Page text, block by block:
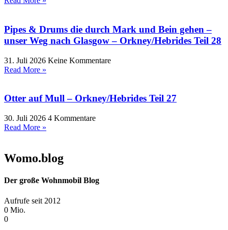
Pipes & Drums die durch Mark und Bein gehen –
unser Weg nach Glasgow – Orkney/Hebrides Teil 28
31. Juli 2026 Keine Kommentare
Read More »
Otter auf Mull – Orkney/Hebrides Teil 27
30. Juli 2026 4 Kommentare
Read More »
Womo.blog
Der große Wohnmobil Blog​
Aufrufe seit 2012
0 Mio.
0